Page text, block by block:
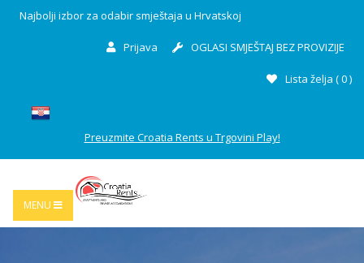
Najbolji izbor za odabir smještaja u Hrvatskoj
Prijava OGLASI SMJEŠTAJ BEZ PROVIZIJE
Lista želja (0)
Preuzmite Croatia Rents u Trgovini Play!
MENU